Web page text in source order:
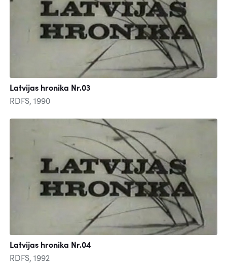
Latvijas hronika Nr.03
RDFS, 1990
Latvijas hronika Nr.04
RDFS, 1992